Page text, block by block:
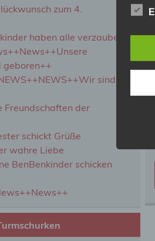
zum 4.
haben alle verzaubert
geboren++
sind
Freundschaften der
schickt Grüße
wahre Liebe
BenBenkinder schicken
b)
c)
d)